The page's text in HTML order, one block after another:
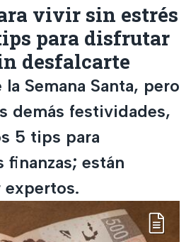
vivir sin estrés
para disfrutar
desfalcarte
Semana Santa, pero
demás festividades,
5 tips para
están
expertos.